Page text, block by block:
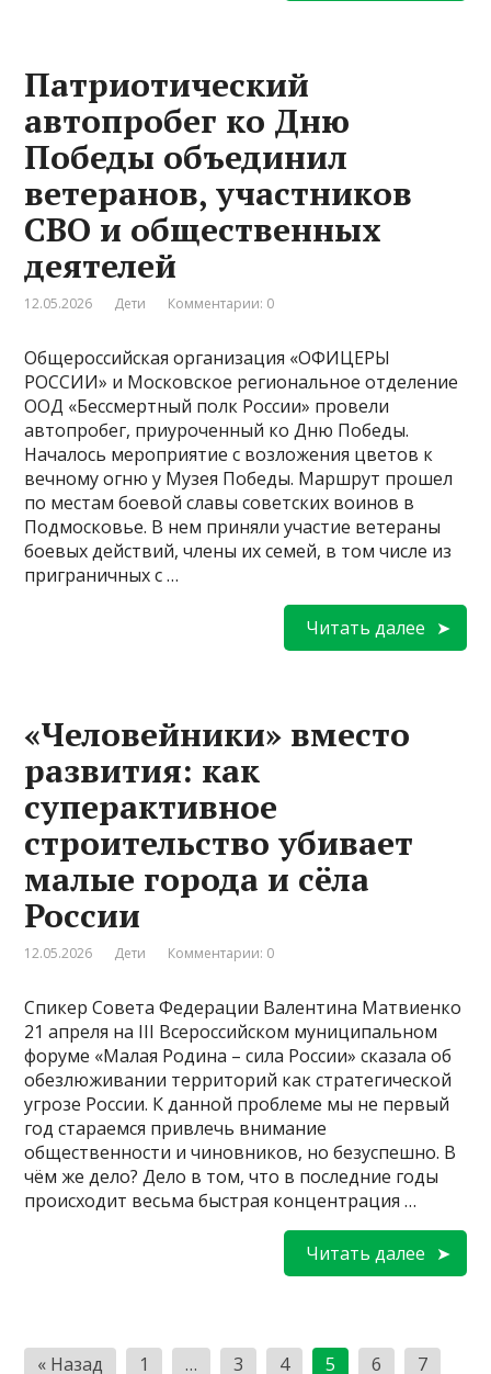
Патриотический
автопробег ко Дню
Победы объединил
ветеранов, участников
СВО и общественных
деятелей
12.05.2026 Дети Комментарии: 0
Общероссийская организация «ОФИЦЕРЫ
РОССИИ» и Московское региональное отделение
ООД «Бессмертный полк России» провели
автопробег, приуроченный ко Дню Победы.
Началось мероприятие с возложения цветов к
вечному огню у Музея Победы. Маршрут прошел
по местам боевой славы советских воинов в
Подмосковье. В нем приняли участие ветераны
боевых действий, члены их семей, в том числе из
приграничных с …
Читать далее
«Человейники» вместо
развития: как
суперактивное
строительство убивает
малые города и сёла
России
12.05.2026 Дети Комментарии: 0
Спикер Совета Федерации Валентина Матвиенко
21 апреля на III Всероссийском муниципальном
форуме «Малая Родина – сила России» сказала об
обезлюживании территорий как стратегической
угрозе России. К данной проблеме мы не первый
год стараемся привлечь внимание
общественности и чиновников, но безуспешно. В
чём же дело? Дело в том, что в последние годы
происходит весьма быстрая концентрация …
Читать далее
Пагинация
« Назад 1 … 3 4 5 6 7